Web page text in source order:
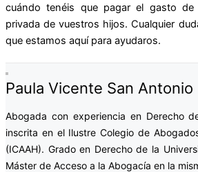
cuándo tenéis que pagar el gasto de
privada de vuestros hijos. Cualquier
que estamos aquí para ayudaros.
Paula Vicente San Antonio
Abogada con experiencia en Derecho
inscrita en el Ilustre Colegio de
(ICAAH). Grado en Derecho de la
Máster de Acceso a la Abogacía en la